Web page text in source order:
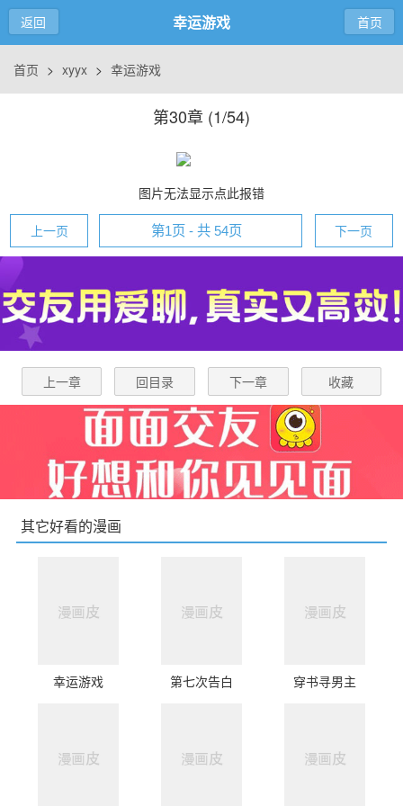
返回 幸运游戏 首页
首页 > xyyx > 幸运游戏
第30章 (1/54)
图片无法显示点此报错
上一页 下一页
上一章 回目录 下一章 收藏
其它好看的漫画
幸运游戏 第七次告白 穿书寻男主